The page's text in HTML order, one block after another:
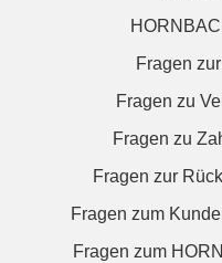
Fragen
Fragen zu
Fragen zu
Fragen zur
Fragen zum
Fragen zum